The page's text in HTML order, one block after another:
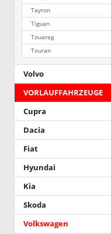
Tayron
Tiguan
Touareg
Touran
Volvo
VORLAUFFAHRZEUGE
Cupra
Dacia
Fiat
Hyundai
Kia
Skoda
Volkswagen